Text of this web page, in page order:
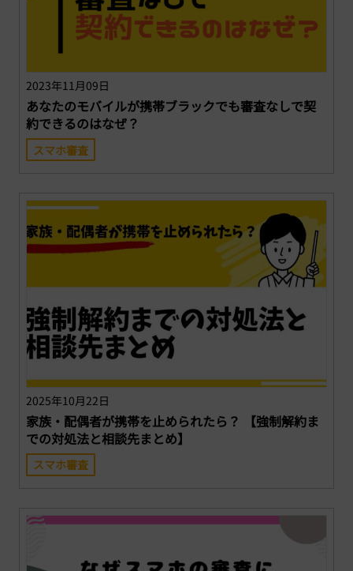
2023年11月09日
あなたのモバイルが携帯ブラックでも審査なしで契
約できるのはなぜ？
スマホ審査
2025年10月22日
家族・配偶者が携帯を止められたら？ 【強制解約ま
での対処法と相談先まとめ】
スマホ審査